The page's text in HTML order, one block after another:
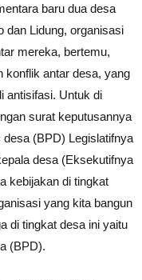
baru dua desa
dan Lidung, organisasi
mereka, bertemu,
konflik antar desa, yang
antisifasi. Untuk di
surat keputusannya
(BPD) Legislatifnya
desa (Eksekutifnya
kebijakan di tingkat
yang kita bangun
di tingkat desa ini yaitu
(BPD).